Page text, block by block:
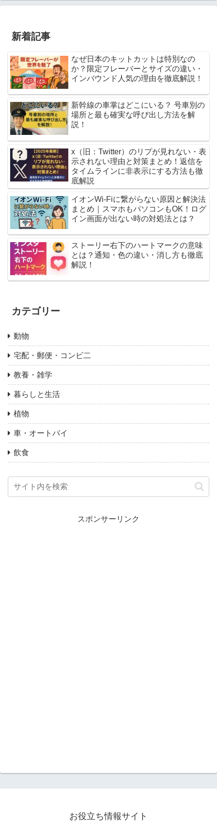
新着記事
なぜ日本のキットカットは特別なの
か？限定フレーバーとサイズの違い・
インバウンド人気の理由を徹底解説！
新幹線の車掌はどこにいる？ 号車別の
場所と最も確実な呼び出し方法を解
説！
x（旧：Twitter）のリプが見れない・表
示されない理由と対策まとめ！返信を
タイムラインに非表示にする方法も徹
底解説
イオンWi-Fiに繋がらない原因と解決法
まとめ｜スマホもパソコンもOK！ログ
イン画面が出ない時の対処法とは？
ストーリー右下のハートマークの意味
とは？通知・色の違い・消し方も徹底
解説！
カテゴリー
動物
宅配・郵便・コンビ二
教養・雑学
暮らしと生活
植物
車・オートバイ
飲食
スポンサーリンク
お役立ち情報サイト